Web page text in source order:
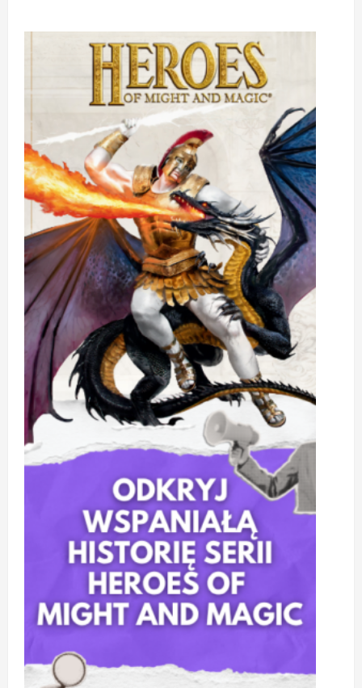
RECENZJA:
Pośmiertne
objawienia
Pomiędzy
cieniem
pamięcią